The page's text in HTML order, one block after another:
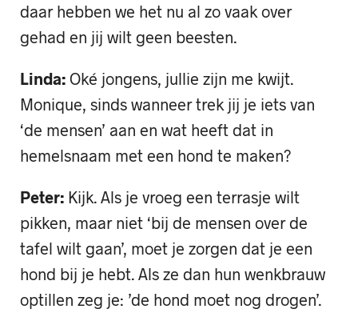
daar hebben we het nu al zo vaak over
gehad en jij wilt geen beesten.
Linda: Oké jongens, jullie zijn me kwijt.
Monique, sinds wanneer trek jij je iets van
‘de mensen’ aan en wat heeft dat in
hemelsnaam met een hond te maken?
Peter: Kijk. Als je vroeg een terrasje wilt
pikken, maar niet ‘bij de mensen over de
tafel wilt gaan’, moet je zorgen dat je een
hond bij je hebt. Als ze dan hun wenkbrauw
optillen zeg je: ’de hond moet nog drogen’.